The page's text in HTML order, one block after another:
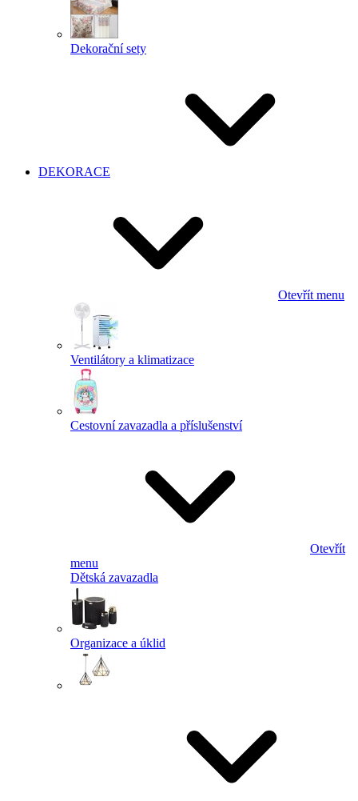
Dekorační sety
DEKORACE
Otevřít menu
Ventilátory a klimatizace
Cestovní zavazadla a příslušenství
Otevřít
menu
Dětská zavazadla
Organizace a úklid